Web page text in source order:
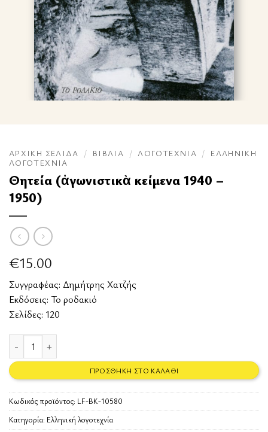
ΑΡΧΙΚΉ ΣΕΛΊΔΑ / ΒΙΒΛΊΑ / ΛΟΓΟΤΕΧΝΊΑ /
ΕΛΛΗΝΙΚΉ
ΛΟΓΟΤΕΧΝΊΑ
Θητεία (ἀγωνιστικὰ κείμενα 1940 –
1950)
€15.00
Συγγραφέας: Δημήτρης Χατζής
Εκδόσεις: Το ροδακιό
Σελίδες: 120
Θητεία (ἀγωνιστικὰ κείμενα 1940 – 1950) ποσότητα
ΠΡΟΣΘΉΚΗ ΣΤΟ ΚΑΛΆΘΙ
Κωδικός προϊόντος: LF-BK-10580
Κατηγορία: Ελληνική λογοτεχνία